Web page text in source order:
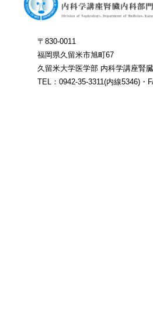
〒830-0011
福岡県久留米市旭町67
久留米大学医学部 内科学講座腎
TEL：0942-35-3311(内線5346)・